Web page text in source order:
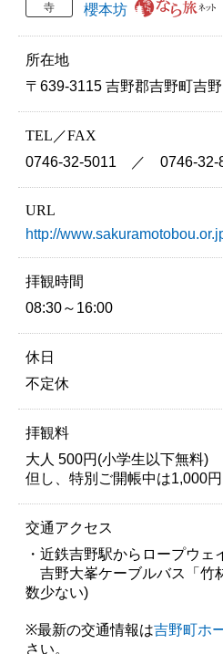
寺 櫻本坊
所在地
〒639-3115 吉野郡吉野町吉
TEL／FAX
0746-32-5011 ／ 0746-32-
URL
http://
拝観時間
08:30～16:00
休日
不定休
拝観料
大人 500円(小学生以下無料)
但し、特別ご開帳中は1,000円
交通アクセス
・近鉄吉野駅からロープウェ
吉野大峯ケーブルバス「竹
数少ない)
※最新の交通情報は吉野町ホ
さい。